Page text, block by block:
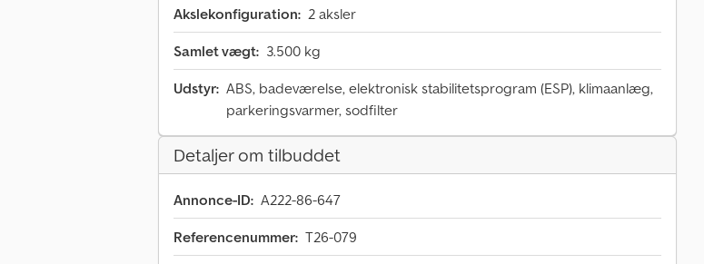
Akslekonfiguration: 2 aksler
Samlet vægt: 3.500 kg
Udstyr: ABS, badeværelse, elektronisk stabilitetsprogram (ESP), klimaanlæg,
parkeringsvarmer, sodfilter
Detaljer om tilbuddet
Annonce-ID: A222-86-647
Referencenummer: T26-079